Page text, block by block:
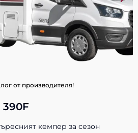
от производителя!
кемпер за сезон